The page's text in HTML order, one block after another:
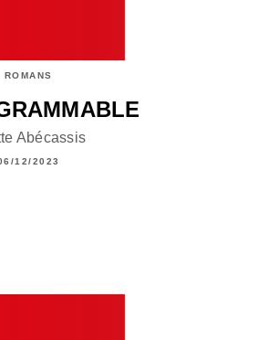
ROMANS
Abécassis
12/2023